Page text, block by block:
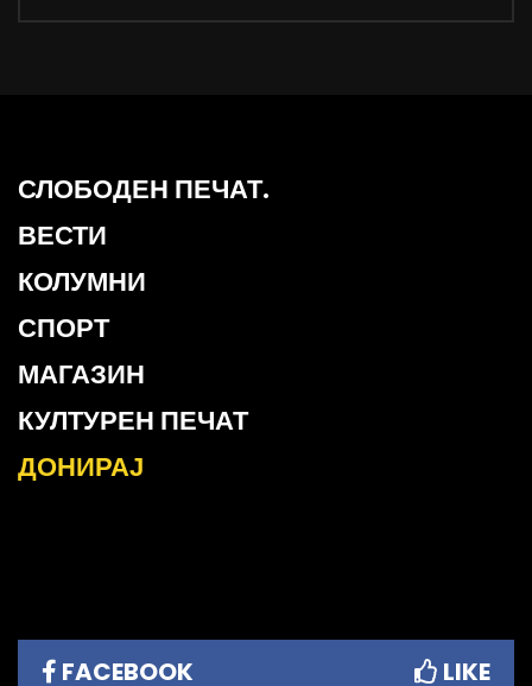
СЛОБОДЕН ПЕЧАТ.
ВЕСТИ
КОЛУМНИ
СПОРТ
МАГАЗИН
КУЛТУРЕН ПЕЧАТ
ДОНИРАЈ
FACEBOOK LIKE